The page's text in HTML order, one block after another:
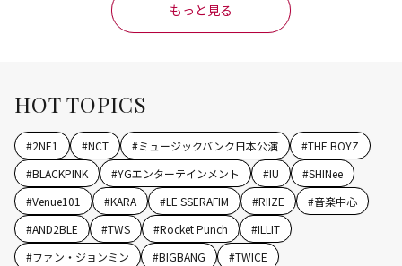
もっと見る
HOT TOPICS
#2NE1 #NCT #ミュージックバンク日本公演 #THE BOYZ
#BLACKPINK #YGエンターテインメント #IU #SHINee
#Venue101 #KARA #LE SSERAFIM #RIIZE #音楽中心
#AND2BLE #TWS #Rocket Punch #ILLIT
#ファン・ジョンミン #BIGBANG #TWICE